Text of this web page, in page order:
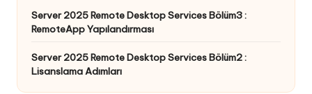
Server 2025 Remote Desktop Services Bölüm3 :
RemoteApp Yapılandırması
Server 2025 Remote Desktop Services Bölüm2 :
Lisanslama Adımları